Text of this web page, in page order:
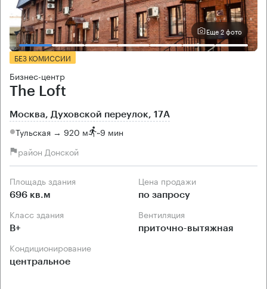
Еще 2 фото
БЕЗ КОМИССИИ
Бизнес-центр
The Loft
Москва, Духовской переулок, 17А
Тульская → 920 м ~9 мин
район Донской
Площадь здания
696 кв.м
Цена продажи
по запросу
Класс здания
B+
Вентиляция
приточно-вытяжная
Кондиционирование
центральное